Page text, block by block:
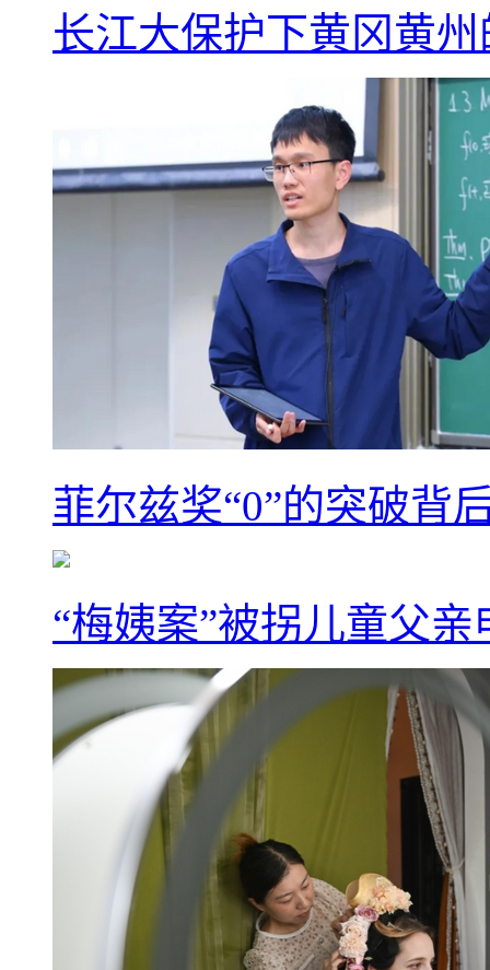
长江大保护下黄冈黄
菲尔兹奖“0”的突破背
“梅姨案”被拐儿童父